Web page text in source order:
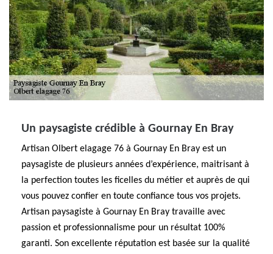
Un paysagiste crédible à Gournay En Bray
Artisan Olbert elagage 76 à Gournay En Bray est un
paysagiste de plusieurs années d’expérience, maitrisant à
la perfection toutes les ficelles du métier et auprès de qui
vous pouvez confier en toute confiance tous vos projets.
Artisan paysagiste à Gournay En Bray travaille avec
passion et professionnalisme pour un résultat 100%
garanti. Son excellente réputation est basée sur la qualité